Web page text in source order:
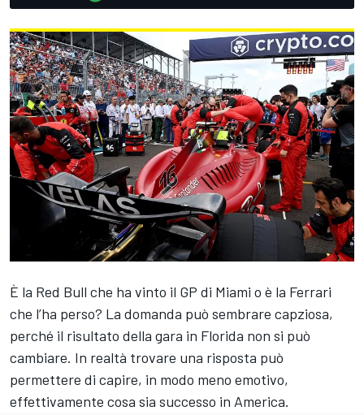
È la Red Bull che ha vinto il GP di Miami o è la Ferrari
che l’ha perso? La domanda può sembrare capziosa,
perché il risultato della gara in Florida non si può
cambiare. In realtà trovare una risposta può
permettere di capire, in modo meno emotivo,
effettivamente cosa sia successo in America.